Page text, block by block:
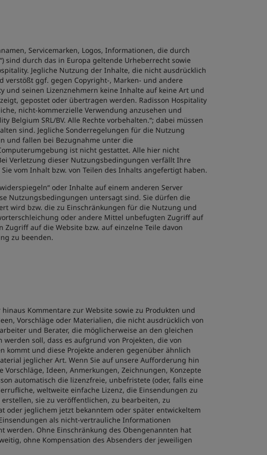
Servicemarken, Logos, Informationen, die durch
sind durch das in Europa geltende Urheberrecht sowie
Jegliche Nutzung der Inhalte, die nicht ausdrücklich
ggf. gegen Copyright-, Marken- und andere
und seinen Lizenznehmern keine Inhalte auf keine Art und
gepostet oder übertragen werden. Radisson Hospitality
nicht-kommerzielle Verwendung anzusehen und
SRL/BV. Alle Rechte vorbehalten.“; dabei müssen
sind. Jegliche Sonderregelungen für die Nutzung
und fallen bei Bezugnahme unter die
ist nicht gestattet. Alle hier nicht
Verletzung dieser Nutzungsbedingungen verfällt Ihre
vom Inhalt bzw. von Teilen des Inhalts angefertigt haben.
oder Inhalte auf einem anderen Server
Nutzungsbedingungen untersagt sind. Sie dürfen die
wird bzw. die zu Einschränkungen für die Nutzung und
oder andere Mittel unbefugten Zugriff auf
Zugriff auf die Website bzw. auf einzelne Teile davon
zu beenden.
Kommentare zur Website sowie zu Produkten und
Vorschläge oder Materialien, die nicht ausdrücklich von
und Berater, die möglicherweise an den gleichen
soll, dass es aufgrund von Projekten, die von
kommt und diese Projekte anderen gegenüber ähnlich
jeglicher Art. Wenn Sie auf unsere Aufforderung hin
Ideen, Anmerkungen, Zeichnungen, Konzepte
automatisch die lizenzfreie, unbefristete (oder, falls eine
weltweite einfache Lizenz, die Einsendungen zu
sie zu veröffentlichen, zu bearbeiten, zu
oder jeglichem jetzt bekanntem oder später entwickeltem
als nicht-vertrauliche Informationen
Ohne Einschränkung des Obengenannten hat
ohne Kompensation des Absenders der jeweiligen